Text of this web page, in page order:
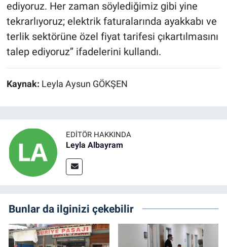
ediyoruz. Her zaman söylediğimiz gibi yine
tekrarlıyoruz; elektrik faturalarında ayakkabı ve
terlik sektörüne özel fiyat tarifesi çıkartılmasını
talep ediyoruz’’ ifadelerini kullandı.
Kaynak: Leyla Aysun GÖKŞEN
EDITÖR HAKKINDA
Leyla Albayram
Bunlar da ilginizi çekebilir